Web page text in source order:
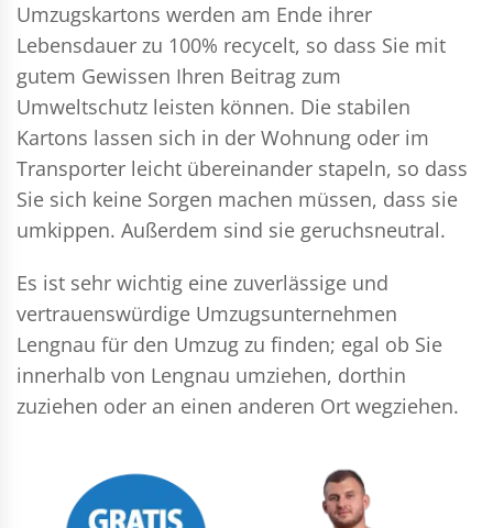
Umzugskartons werden am Ende ihrer
Lebensdauer zu 100% recycelt, so dass Sie mit
gutem Gewissen Ihren Beitrag zum
Umweltschutz leisten können. Die stabilen
Kartons lassen sich in der Wohnung oder im
Transporter leicht übereinander stapeln, so dass
Sie sich keine Sorgen machen müssen, dass sie
umkippen. Außerdem sind sie geruchsneutral.
Es ist sehr wichtig eine zuverlässige und
vertrauenswürdige Umzugsunternehmen
Lengnau für den Umzug zu finden; egal ob Sie
innerhalb von Lengnau umziehen, dorthin
zuziehen oder an einen anderen Ort wegziehen.